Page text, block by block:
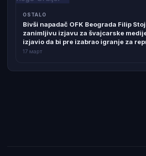
OSTALO
Bivši napadač OFK Beograda Filip
zanimljivu izjavu za švajcarske
izjavio da bi pre izabrao igranje za
Švajcarske nego Srbije.
17 март